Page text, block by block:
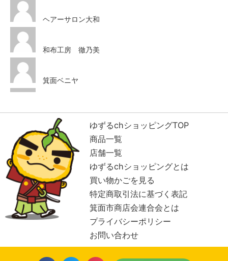
ヘアーサロン大和
和布工房 徹乃美
箕面ベニヤ
ハリウッド美容室
GOLD CASTLE
COFFEE
ハタナカ商店
セイコー粟生店
ゆずるchショッピングTOP
商品一覧
店舗一覧
ゆずるchショッピングとは
買い物かごを見る
特定商取引法に基づく表記
箕面市商店会連合会とは
プライバシーポリシー
お問い合わせ